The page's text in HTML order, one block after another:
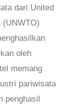
dari United
(UNWTO)
oleh
memang
pariwisata
penghasil